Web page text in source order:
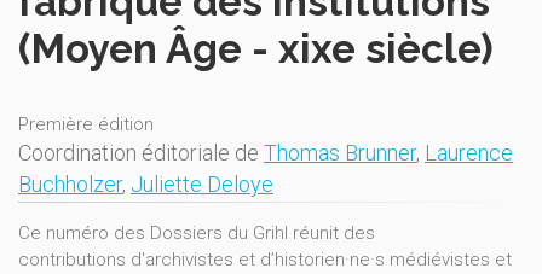
(Moyen Âge - xixe siècle)
Première édition
Coordination éditoriale de Thomas Brunner, Laurence
Buchholzer, Juliette Deloye
Ce numéro des Dossiers du Grihl réunit des
contributions d'archivistes et d’historien·ne·s médiévistes et